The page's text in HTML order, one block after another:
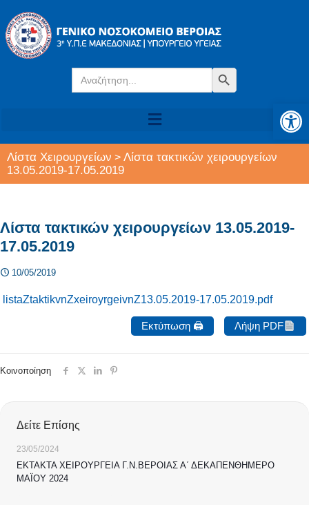
Search
for:
Search Button
Λίστα Χειρουργείων > Λίστα τακτικών χειρουργείων
13.05.2019-17.05.2019
Λίστα τακτικών χειρουργείων 13.05.2019-
17.05.2019
10/05/2019
listaZtaktikvnZxeiroyrgeivnZ13.05.2019-17.05.2019.pdf
Εκτύπωση 🖨 Λήψη PDF
Κοινοποίηση
Δείτε Επίσης
23/05/2024
ΕΚΤΑΚΤΑ ΧΕΙΡΟΥΡΓΕΙΑ Γ.Ν.ΒΕΡΟΙΑΣ Α΄ ΔΕΚΑΠΕΝΘΗΜΕΡΟ
ΜΑΪΟΥ 2024